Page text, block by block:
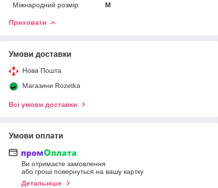
Міжнародний розмір
M
Приховати
Умови доставки
Нова Пошта
Магазини Rozetka
Всі умови доставки
Умови оплати
Ви отримаєте замовлення
або гроші повернуться на вашу картку
Детальніше